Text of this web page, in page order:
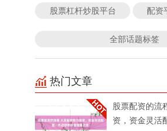
股票杠杆炒股平台 配资
全部话题标签
热门文章
股票配资的流
资，资金灵活